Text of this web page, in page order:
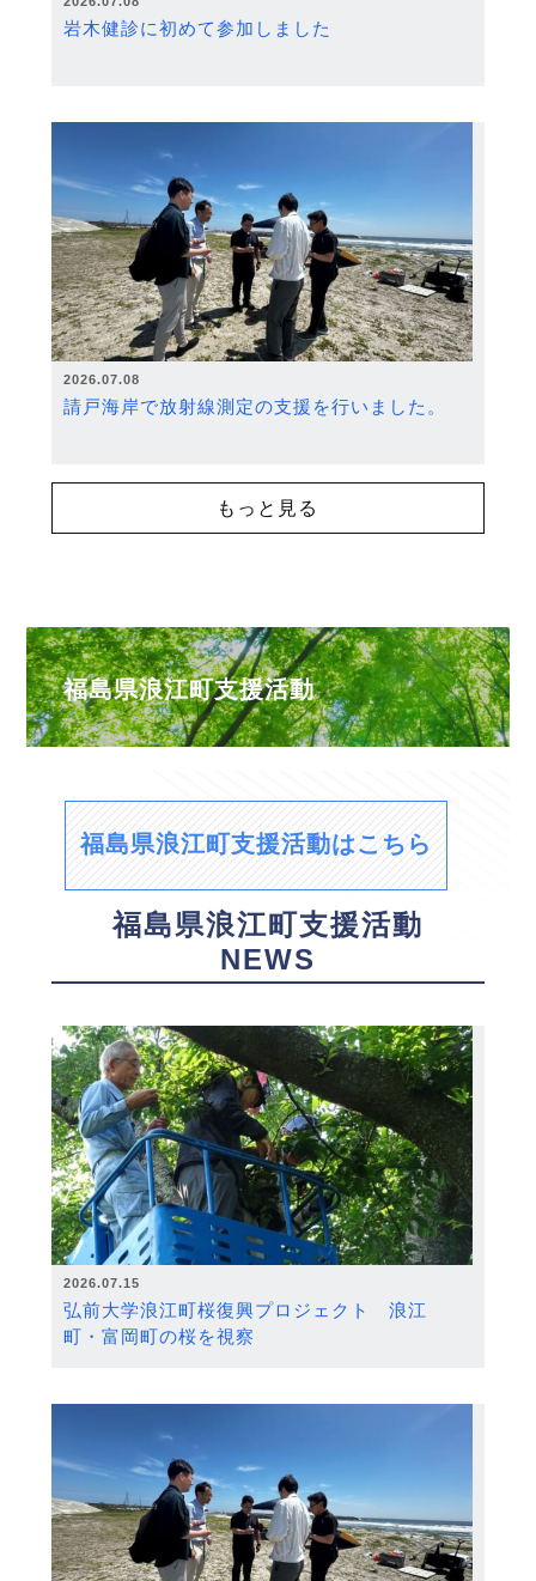
岩木健診に初めて参加しました
2026.07.08
請戸海岸で放射線測定の支援を行いました。
もっと見る
福島県浪江町支援活動
福島県浪江町支援活動はこちら
福島県浪江町支援活動
NEWS
2026.07.15
弘前大学浪江町桜復興プロジェクト 浪江
町・富岡町の桜を視察